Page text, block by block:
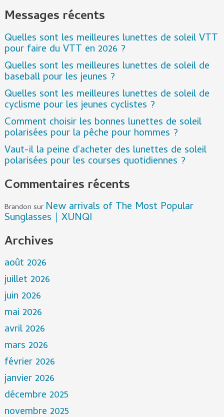
Messages récents
Quelles sont les meilleures lunettes de soleil VTT
pour faire du VTT en 2026 ?
Quelles sont les meilleures lunettes de soleil de
baseball pour les jeunes ?
Quelles sont les meilleures lunettes de soleil de
cyclisme pour les jeunes cyclistes ?
Comment choisir les bonnes lunettes de soleil
polarisées pour la pêche pour hommes ?
Vaut-il la peine d'acheter des lunettes de soleil
polarisées pour les courses quotidiennes ?
Commentaires récents
Brandon sur New arrivals of The Most Popular
Sunglasses｜XUNQI
Archives
août 2026
juillet 2026
juin 2026
mai 2026
avril 2026
mars 2026
février 2026
janvier 2026
décembre 2025
novembre 2025